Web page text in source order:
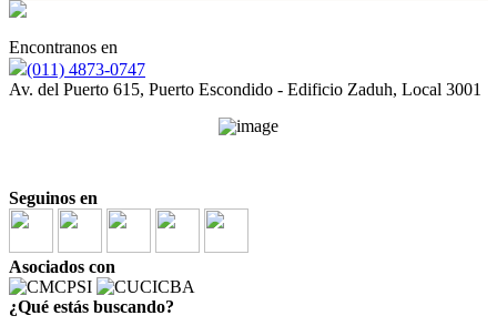
Encontranos en
(011) 4873-0747
Av. del Puerto 615, Puerto Escondido - Edificio Zaduh, Local 3001
Seguinos en
Asociados con
¿Qué estás buscando?